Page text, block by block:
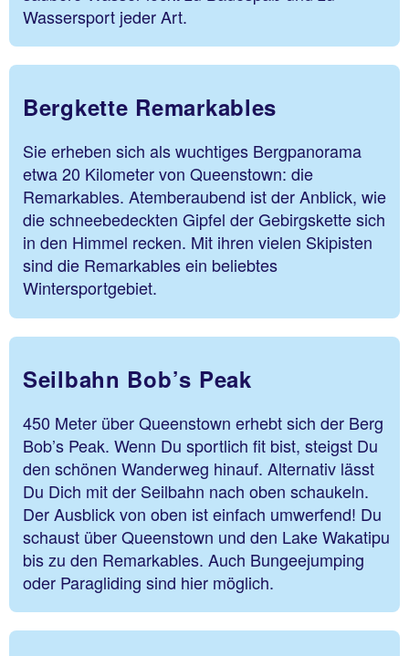
Wassersport jeder Art.
Bergkette Remarkables
Sie erheben sich als wuchtiges Bergpanorama
etwa 20 Kilometer von Queenstown: die
Remarkables. Atemberaubend ist der Anblick, wie
die schneebedeckten Gipfel der Gebirgskette sich
in den Himmel recken. Mit ihren vielen Skipisten
sind die Remarkables ein beliebtes
Wintersportgebiet.
Seilbahn Bob’s Peak
450 Meter über Queenstown erhebt sich der Berg
Bob’s Peak. Wenn Du sportlich fit bist, steigst Du
den schönen Wanderweg hinauf. Alternativ lässt
Du Dich mit der Seilbahn nach oben schaukeln.
Der Ausblick von oben ist einfach umwerfend! Du
schaust über Queenstown und den Lake Wakatipu
bis zu den Remarkables. Auch Bungeejumping
oder Paragliding sind hier möglich.